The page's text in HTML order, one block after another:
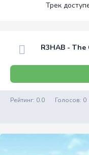
Трек
R3HAB -
Рейтинг: 0.0 Голосов: 0